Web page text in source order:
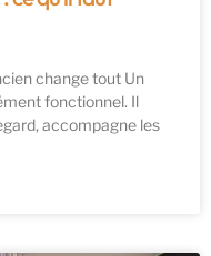
change tout Un
fonctionnel. Il
accompagne les